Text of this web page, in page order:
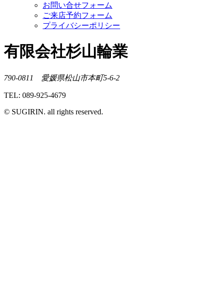
お問い合せフォーム
ご来店予約フォーム
プライバシーポリシー
有限会社杉山輪業
790-0811 愛媛県松山市本町5-6-2
TEL: 089-925-4679
© SUGIRIN. all rights reserved.